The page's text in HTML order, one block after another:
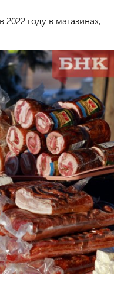
2022 году в магазинах,